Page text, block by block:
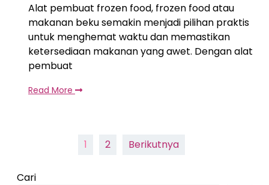
Alat pembuat frozen food, frozen food atau
makanan beku semakin menjadi pilihan praktis
untuk menghemat waktu dan memastikan
ketersediaan makanan yang awet. Dengan alat
pembuat
Read More
1 2 Berikutnya
Cari